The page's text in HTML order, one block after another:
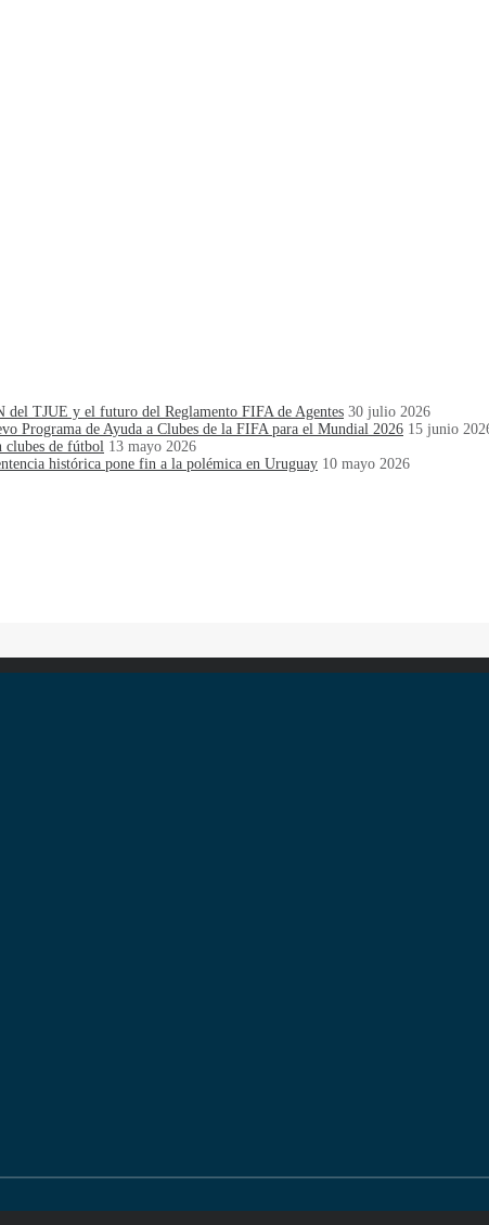
del TJUE y el futuro del Reglamento FIFA de Agentes 30 julio 2026
Programa de Ayuda a Clubes de la FIFA para el Mundial 2026 15 junio
clubes de fútbol 13 mayo 2026
histórica pone fin a la polémica en Uruguay 10 mayo 2026